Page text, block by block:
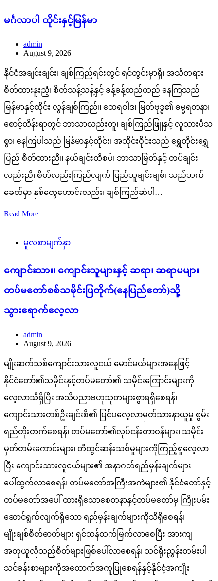
မင်္ဂလာပါ ထိုင်းနှင့်မြန်မာ
admin
August 9, 2026
နိုင်ငံအချင်းချင်း၊ ချစ်ကြည်ရင်းတွင် ရင်တွင်းမှာရှိ၊ အသိတရား
စိတ်ထားနူးညံ့၊ စိတ်သန့်သန့်နှင့် ခန့်ခန့်ထည်ထည် နေကြသည်
မြန်မာနှင့်ထိုင်း လွန်ချစ်ကြည်။ ထေရဝါဒ၊ မြတ်ဗုဒ္ဓ၏ ဓမ္မရတနာ၊
စောင့်ထိန်းရာတွင် ဘာသာလည်းတူ၊ ချစ်ကြည်ဖြူနှင့် လူသားပီသ
စွာ၊ နေကြပါသည် မြန်မာနှင့်ထိုင်း၊ အသိုင်းဝိုင်းသည် ရွှေတိုင်းရွှေ
ပြည် စိတ်ထားညီ။ နယ်ချင်းထိစပ်၊ ဘာသာမြတ်နှင့် တပ်ချင်း
လည်းညီ၊ စိတ်လည်းကြည်လျက် ပြည်သူချင်းချစ်၊ သည်ဘက်
ခေတ်မှာ နှစ်တွေဟောင်းလည်း၊ ချစ်ကြည်ဆဲပါ…
Read More
မူလစာမျက်နှာ
ကျောင်းသား၊ ကျောင်းသူများနှင့် ဆရာ၊ ဆရာမများ
တပ်မတော်စစ်သမိုင်းပြတိုက်(နေပြည်တော်)သို့
သွားရောက်လေ့လာ
admin
August 9, 2026
မျိုးဆက်သစ်ကျောင်းသားလူငယ် မောင်မယ်များအနေဖြင့်
နိုင်ငံတော်၏သမိုင်းနှင့်တပ်မတော်၏ သမိုင်းကြောင်းများကို
လေ့လာသိရှိပြီး အသိပညာဗဟုသုတများစွာရရှိစေရန်၊
ကျောင်းသားတစ်ဦးချင်းစီ၏ ပြင်ပလေ့လာမှတ်သားနာယူမှု စွမ်း
ရည်တိုးတက်စေရန်၊ တပ်မတော်၏လုပ်ငန်းတာဝန်များ၊ သမိုင်း
မှတ်တမ်းကောင်းများ၊ တီထွင်ဆန်းသစ်မှုများကိုကြည့်ရှုလေ့လာ
ပြီး ကျောင်းသားလူငယ်များ၏ အနာဂတ်ရည်မှန်းချက်များ
ပေါ်ထွက်လာစေရန်၊ တပ်မတော်အကြီးအကဲများ၏ နိုင်ငံတော်နှင့်
တပ်မတော်အပေါ် ထားရှိသောစေတနာနှင့်တပ်မတော်မှ ကြိုးပမ်း
ဆောင်ရွက်လျက်ရှိသော ရည်မှန်းချက်များကိုသိရှိစေရန်၊
မျိုးချစ်စိတ်ဓာတ်များ ရှင်သန်ထက်မြက်လာစေပြီး အားကျ
အတုယူလိုသည့်စိတ်များဖြစ်ပေါ်လာစေရန်၊ သင်ရိုးညွှန်းတမ်းပါ
သင်ခန်းစာများကိုအထောက်အကူပြုစေရန်နှင့်နိုင်ငံ့အကျိုး